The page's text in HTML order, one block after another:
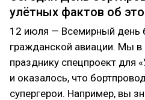
улётных фактов об
12 июля — Всемирный день
гражданской авиации. Мы
празднику спецпроект для
и оказалось, что
супергерои. Например, вы